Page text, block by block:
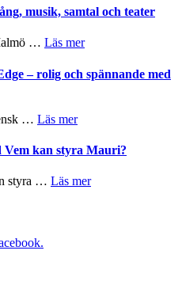
mycket
Endre,
och
Pöntinen
musik, samtal och teater
… Läs merom
bjuder
in
och
– rolig och spännande med
… Läs merom
The
Edge
Vem kan styra Mauri?
styra … Läs merom